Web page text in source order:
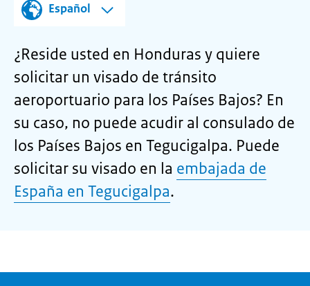
Español
¿Reside usted en Honduras y quiere
solicitar un visado de tránsito
aeroportuario para los Países Bajos? En
su caso, no puede acudir al consulado de
los Países Bajos en Tegucigalpa. Puede
solicitar su visado en la embajada de
España en Tegucigalpa.